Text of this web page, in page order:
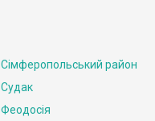
Сімферопольський район
Судак
Феодосія